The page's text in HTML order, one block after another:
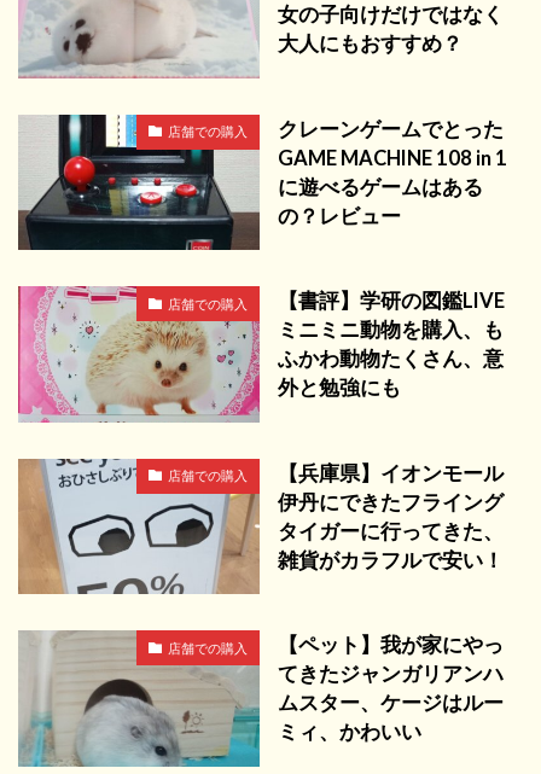
女の子向けだけではなく
大人にもおすすめ？
店舗での購入
クレーンゲームでとった
GAME MACHINE 108 in 1
に遊べるゲームはある
の？レビュー
店舗での購入
【書評】学研の図鑑LIVE
ミニミニ動物を購入、も
ふかわ動物たくさん、意
外と勉強にも
店舗での購入
【兵庫県】イオンモール
伊丹にできたフライング
タイガーに行ってきた、
雑貨がカラフルで安い！
店舗での購入
【ペット】我が家にやっ
てきたジャンガリアンハ
ムスター、ケージはルー
ミィ、かわいい